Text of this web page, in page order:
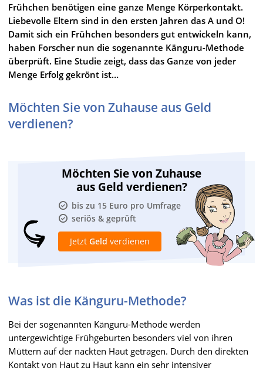
Frühchen benötigen eine ganze Menge Körperkontakt.
Liebevolle Eltern sind in den ersten Jahren das A und O!
Damit sich ein Frühchen besonders gut entwickeln kann,
haben Forscher nun die sogenannte Känguru-Methode
überprüft. Eine Studie zeigt, dass das Ganze von jeder
Menge Erfolg gekrönt ist…
Möchten Sie von Zuhause aus Geld
verdienen?
Möchten Sie von Zuhause
aus Geld verdienen?
bis zu 15 Euro pro Umfrage
seriös & geprüft
Jetzt Geld verdienen
Was ist die Känguru-Methode?
Bei der sogenannten Känguru-Methode werden
untergewichtige Frühgeburten besonders viel von ihren
Müttern auf der nackten Haut getragen. Durch den direkten
Kontakt von Haut zu Haut kann ein sehr intensiver